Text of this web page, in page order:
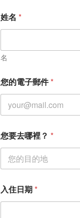
姓名 *
名
您的電子郵件*
入
住
期
您要去哪裡？ *
入住日期*